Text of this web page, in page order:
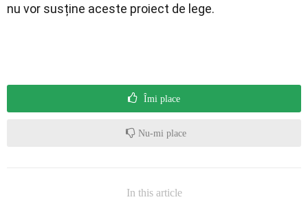
nu vor susține aceste proiect de lege.
Îmi place
Nu-mi place
In this article